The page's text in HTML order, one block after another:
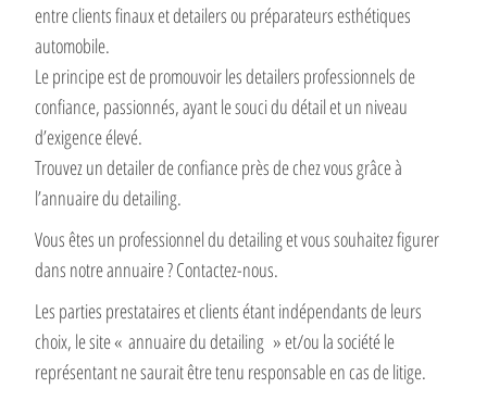
entre clients finaux et detailers ou préparateurs esthétiques
automobile.
Le principe est de promouvoir les detailers professionnels de
confiance, passionnés, ayant le souci du détail et un niveau
d’exigence élevé.
Trouvez un detailer de confiance près de chez vous grâce à
l’annuaire du detailing.
Vous êtes un professionnel du detailing et vous souhaitez figurer
dans notre annuaire ? Contactez-nous.
Les parties prestataires et clients étant indépendants de leurs
choix, le site « annuaire du detailing » et/ou la société le
représentant ne saurait être tenu responsable en cas de litige.